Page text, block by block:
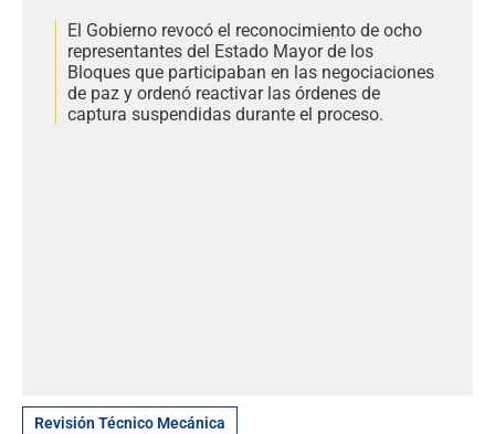
El Gobierno revocó el reconocimiento de ocho
representantes del Estado Mayor de los
Bloques que participaban en las negociaciones
de paz y ordenó reactivar las órdenes de
captura suspendidas durante el proceso.
Revisión Técnico Mecánica